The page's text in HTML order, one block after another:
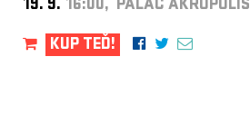
19. 9. 16:00, PALÁC AKROPOLIS
KUP TEĎ!